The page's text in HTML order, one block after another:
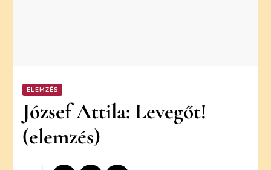
ELEMZÉS
József Attila: Levegőt!
(elemzés)